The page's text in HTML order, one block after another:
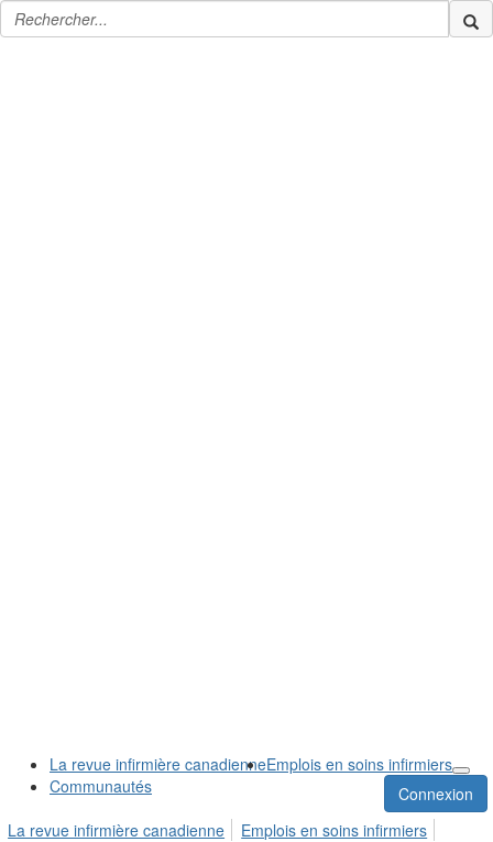
La revue infirmière canadienneEmplois en soins infirmiers
Communautés
Connexion
La revue infirmière canadienne
Emplois en soins infirmiers